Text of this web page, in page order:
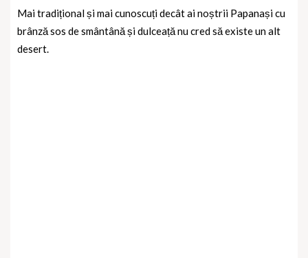
Mai tradițional și mai cunoscuți decât ai noștrii Papanași cu
brânză sos de smântână și dulceață nu cred să existe un alt
desert.